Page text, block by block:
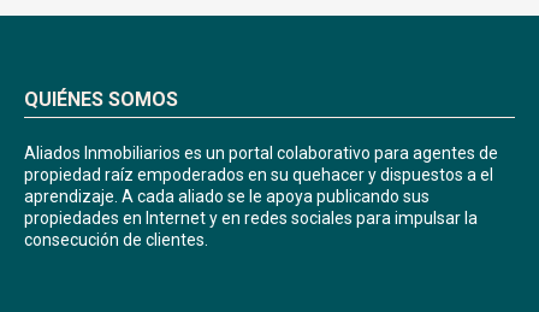
QUIÉNES SOMOS
Aliados Inmobiliarios es un portal colaborativo para agentes de
propiedad raíz empoderados en su quehacer y dispuestos a el
aprendizaje. A cada aliado se le apoya publicando sus
propiedades en Internet y en redes sociales para impulsar la
consecución de clientes.